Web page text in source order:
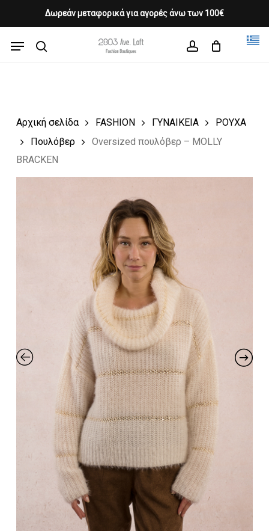
Δωρεάν μεταφορικά για αγορές άνω των 100€
content
Menu
Cart CLOSE
CART
Αρχική σελίδα FASHION ΓΥΝΑΙΚΕΙΑ
ΡΟΥΧΑ
Πουλόβερ
Oversized πουλόβερ – MOLLY
BRACKEN
Close